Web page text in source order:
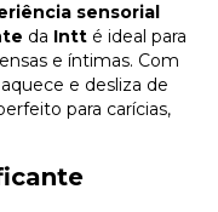
sensorial
da Intt é ideal para
e íntimas. Com
e desliza de
para carícias,